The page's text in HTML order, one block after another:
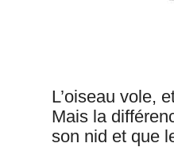
L’oiseau vole,
Mais la
son nid et que